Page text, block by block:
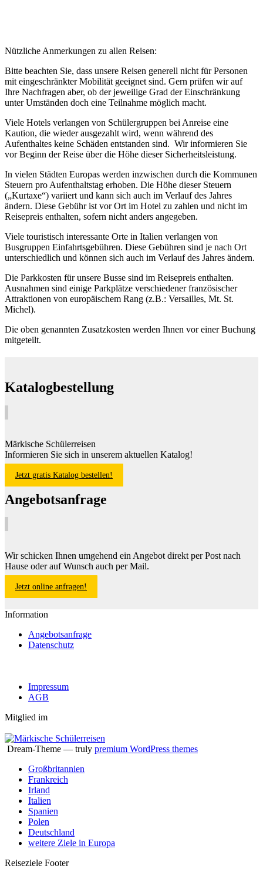
Nützliche Anmerkungen zu allen Reisen:
Bitte beachten Sie, dass unsere Reisen generell nicht für Personen
mit eingeschränkter Mobilität geeignet sind. Gern prüfen wir auf
Ihre Nachfragen aber, ob der jeweilige Grad der Einschränkung
unter Umständen doch eine Teilnahme möglich macht.
Viele Hotels verlangen von Schülergruppen bei Anreise eine
Kaution, die wieder ausgezahlt wird, wenn während des
Aufenthaltes keine Schäden entstanden sind. Wir informieren Sie
vor Beginn der Reise über die Höhe dieser Sicherheitsleistung.
In vielen Städten Europas werden inzwischen durch die Kommunen
Steuern pro Aufenthaltstag erhoben. Die Höhe dieser Steuern
(„Kurtaxe“) variiert und kann sich auch im Verlauf des Jahres
ändern. Diese Gebühr ist vor Ort im Hotel zu zahlen und nicht im
Reisepreis enthalten, sofern nicht anders angegeben.
Viele touristisch interessante Orte in Italien verlangen von
Busgruppen Einfahrtsgebühren. Diese Gebühren sind je nach Ort
unterschiedlich und können sich auch im Verlauf des Jahres ändern.
Die Parkkosten für unsere Busse sind im Reisepreis enthalten.
Ausnahmen sind einige Parkplätze verschiedener französischer
Attraktionen von europäischem Rang (z.B.: Versailles, Mt. St.
Michel).
Die oben genannten Zusatzkosten werden Ihnen vor einer Buchung
mitgeteilt.
Katalogbestellung
Märkische Schülerreisen
Informieren Sie sich in unserem aktuellen Katalog!
Jetzt gratis Katalog bestellen!
Angebotsanfrage
Wir schicken Ihnen umgehend ein Angebot direkt per Post nach
Hause oder auf Wunsch auch per Mail.
Jetzt online anfragen!
Information
Angebotsanfrage
Datenschutz
Impressum
AGB
Mitglied im
Dream-Theme — truly premium WordPress themes
Großbritannien
Frankreich
Irland
Italien
Spanien
Polen
Deutschland
weitere Ziele in Europa
Reiseziele Footer